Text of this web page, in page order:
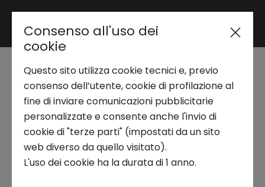
Area riservata
Trend Analysis
Applied Research
Startup Development
Seminario NS Lab |
Olfatto e cervello:
connessioni invisibili
Consenso all'uso dei
cookie
Questo sito utilizza cookie tecnici e, previo
consenso dell’utente, cookie di profilazione al
fine di inviare comunicazioni pubblicitarie
personalizzate e consente anche l'invio di
cookie di "terze parti" (impostati da un sito
web diverso da quello visitato).
L'uso dei cookie ha la durata di 1 anno.